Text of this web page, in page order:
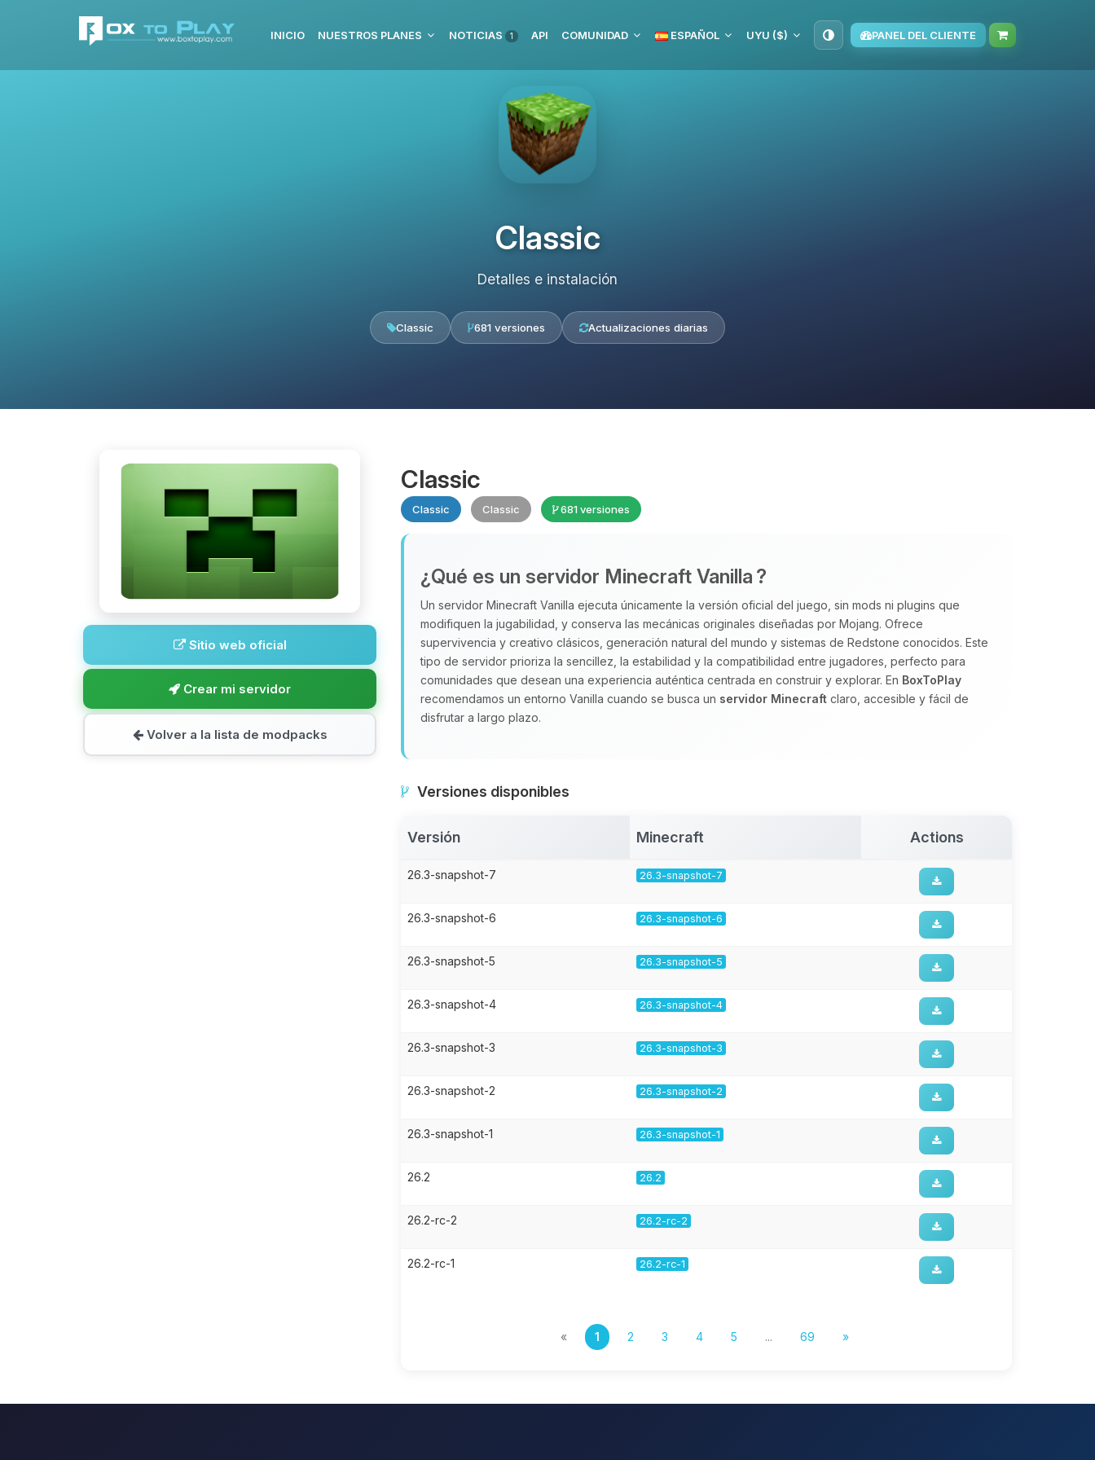
INICIO NUESTROS PLANES NOTICIAS 1 API COMUNIDAD ESPAÑOL UYU ($) PANEL DEL CLIENTE
Classic
Detalles e instalación
Classic 681 versiones Actualizaciones diarias
Sitio web oficial
Crear mi servidor
Volver a la lista de modpacks
Classic
Classic Classic 681 versiones
¿Qué es un servidor Minecraft Vanilla ?
Un servidor Minecraft Vanilla ejecuta únicamente la versión oficial del juego, sin mods ni plugins que
modifiquen la jugabilidad, y conserva las mecánicas originales diseñadas por Mojang. Ofrece
supervivencia y creativo clásicos, generación natural del mundo y sistemas de Redstone conocidos. Este
tipo de servidor prioriza la sencillez, la estabilidad y la compatibilidad entre jugadores, perfecto para
comunidades que desean una experiencia auténtica centrada en construir y explorar. En BoxToPlay
recomendamos un entorno Vanilla cuando se busca un servidor Minecraft claro, accesible y fácil de
disfrutar a largo plazo.
Versiones disponibles
Versión Minecraft Actions
26.3-snapshot-7 26.3-snapshot-7
26.3-snapshot-6 26.3-snapshot-6
26.3-snapshot-5 26.3-snapshot-5
26.3-snapshot-4 26.3-snapshot-4
26.3-snapshot-3 26.3-snapshot-3
26.3-snapshot-2 26.3-snapshot-2
26.3-snapshot-1 26.3-snapshot-1
26.2 26.2
26.2-rc-2 26.2-rc-2
26.2-rc-1 26.2-rc-1
« 1 2 3 4 5 ... 69 »